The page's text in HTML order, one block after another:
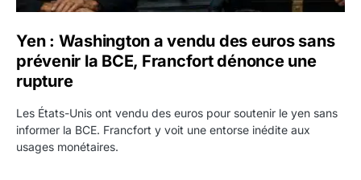
Yen : Washington a vendu des euros sans
prévenir la BCE, Francfort dénonce une
rupture
Les États-Unis ont vendu des euros pour soutenir le yen sans
informer la BCE. Francfort y voit une entorse inédite aux
usages monétaires.